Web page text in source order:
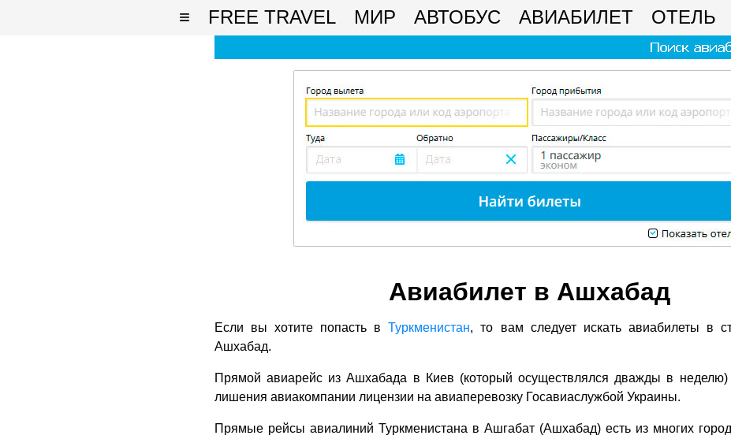
≡ FREE TRAVEL МИР АВТОБУС АВИАБИЛЕТ ОТЕЛЬ
Авиабилет в Ашхабад
Если вы хотите попасть вТуркменистан, то вам следует искать авиабилеты в
Ашхабад.
Прямой авиарейс из Ашхабада в Киев (который осуществлялся дважды в неделю)
лишения авиакомпании лицензии на авиаперевозку Госавиаслужбой Украины.
Прямые рейсы авиалиний Туркменистана в Ашгабат (Ашхабад) есть из многих